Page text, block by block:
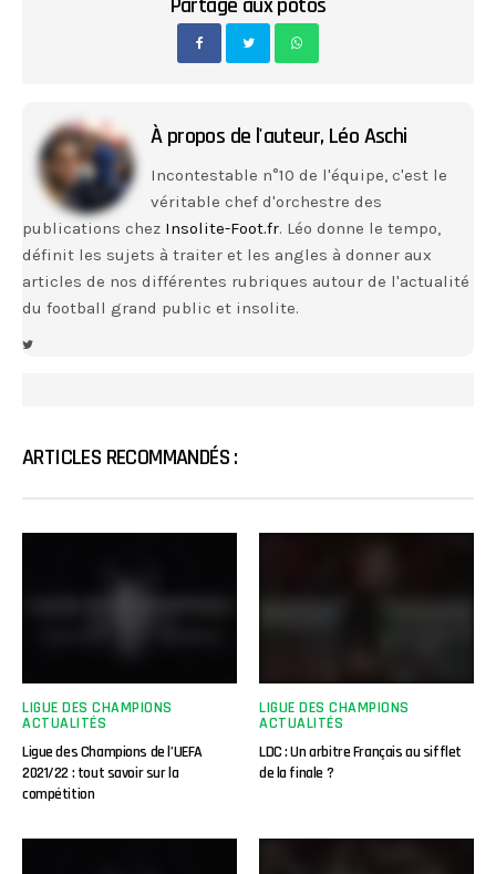
Partage aux potos
À propos de l'auteur, Léo Aschi
Incontestable n°10 de l'équipe, c'est le
véritable chef d'orchestre des
publications chez Insolite-Foot.fr. Léo donne le tempo,
définit les sujets à traiter et les angles à donner aux
articles de nos différentes rubriques autour de l'actualité
du football grand public et insolite.
ARTICLES RECOMMANDÉS :
LIGUE DES CHAMPIONS
ACTUALITÉS
Ligue des Champions de l’UEFA
2021/22 : tout savoir sur la
compétition
LIGUE DES CHAMPIONS
ACTUALITÉS
LDC : Un arbitre Français au sifflet
de la finale ?